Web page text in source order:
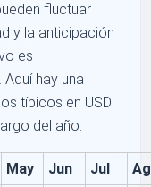
fluctuar
y la anticipación
es
hay una
típicos en USD
del año:
May Jun Jul